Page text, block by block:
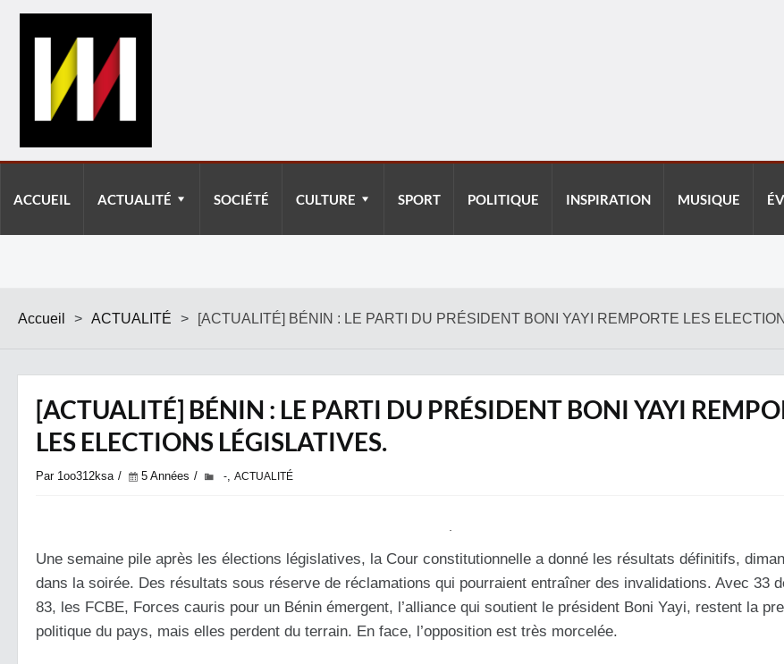
ACCUEIL ACTUALITÉ SOCIÉTÉ CULTURE SPORT POLITIQUE INSPIRATION MUSIQUE
Accueil > ACTUALITÉ > [ACTUALITÉ] BÉNIN : LE PARTI DU PRÉSIDENT BONI YAYI REMPORTE LES
[ACTUALITÉ] BÉNIN : LE PARTI DU PRÉSIDENT BONI YAYI
LES ELECTIONS LÉGISLATIVES.
Par 1oo312ksa 5 Années -, ACTUALITÉ
Une semaine pile après les élections législatives, la Cour constitutionnelle a donné les résultats définitifs,
dans la soirée. Des résultats sous réserve de réclamations qui pourraient entraîner des invalidations. Avec 33
83, les FCBE, Forces cauris pour un Bénin émergent, l’alliance qui soutient le président Boni Yayi, restent la
politique du pays, mais elles perdent du terrain. En face, l’opposition est très morcelée.